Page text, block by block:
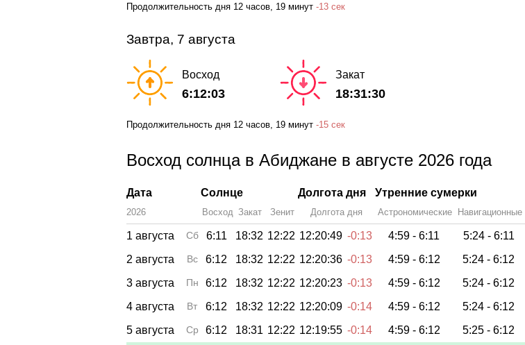
Продолжительность дня 12 часов , 19 минут -13 сек
Завтра, 7 августа
Восход
6:12:03
Закат
18:31:30
Продолжительность дня 12 часов, 19 минут -15 сек
Восход солнца в Абиджане в августе 2026 года
Дата Солнце Долгота дня Утренние сумерки
2026 Восход Закат Зенит Долгота дня Астрономические Навигационные
1 августа Сб 6:11 18:32 12:22 12:20:49 -0:13 4:59 - 6:11 5:24 - 6:11
2 августа
Вс 6:12 18:32 12:22 12:20:36 -0:13 4:59 - 6:12 5:24 - 6:12
3 августа
Пн 6:12 18:32 12:22 12:20:23 -0:13 4:59 - 6:12 5:24 - 6:12
4 августа
Вт 6:12 18:32 12:22 12:20:09 -0:14 4:59 - 6:12 5:24 - 6:12
5 августа
Ср 6:12 18:31 12:22 12:19:55 -0:14 4:59 - 6:12 5:25 - 6:12